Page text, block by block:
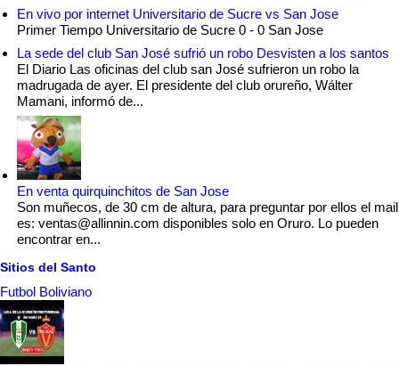
En vivo por internet Universitario de Sucre vs San Jose
Primer Tiempo Universitario de Sucre 0 - 0 San Jose
La sede del club San José sufrió un robo Desvisten a los santos
El Diario Las oficinas del club san José sufrieron un robo la
madrugada de ayer. El presidente del club orureño, Wálter
Mamani, informó de...
En venta quirquinchitos de San Jose
Son muñecos, de 30 cm de altura, para preguntar por ellos el mail
es: ventas@allinnin.com disponibles solo en Oruro. Lo pueden
encontrar en...
Sitios del Santo
Futbol Boliviano